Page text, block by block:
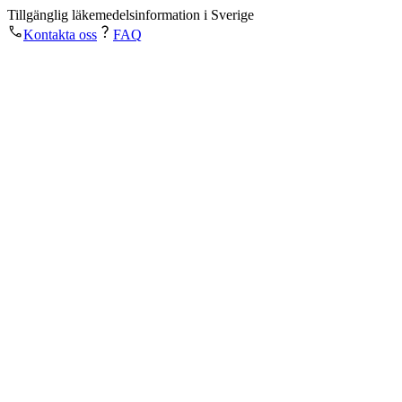
Tillgänglig läkemedelsinformation i Sverige
Kontakta oss
FAQ